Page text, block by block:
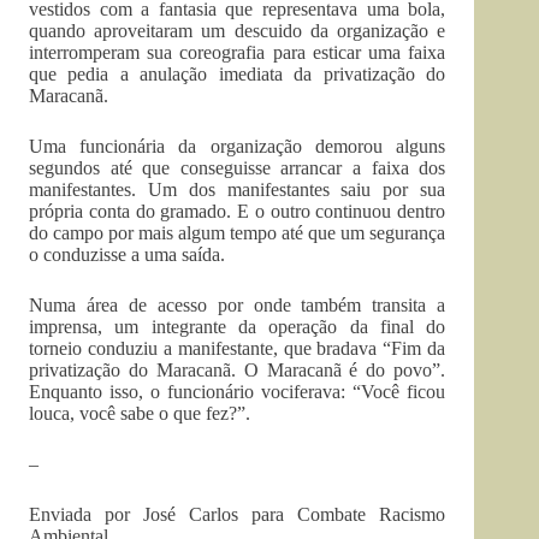
vestidos com a fantasia que representava uma bola,
quando aproveitaram um descuido da organização e
interromperam sua coreografia para esticar uma faixa
que pedia a anulação imediata da privatização do
Maracanã.
Uma funcionária da organização demorou alguns
segundos até que conseguisse arrancar a faixa dos
manifestantes. Um dos manifestantes saiu por sua
própria conta do gramado. E o outro continuou dentro
do campo por mais algum tempo até que um segurança
o conduzisse a uma saída.
Numa área de acesso por onde também transita a
imprensa, um integrante da operação da final do
torneio conduziu a manifestante, que bradava “Fim da
privatização do Maracanã. O Maracanã é do povo”.
Enquanto isso, o funcionário vociferava: “Você ficou
louca, você sabe o que fez?”.
–
Enviada por José Carlos para Combate Racismo